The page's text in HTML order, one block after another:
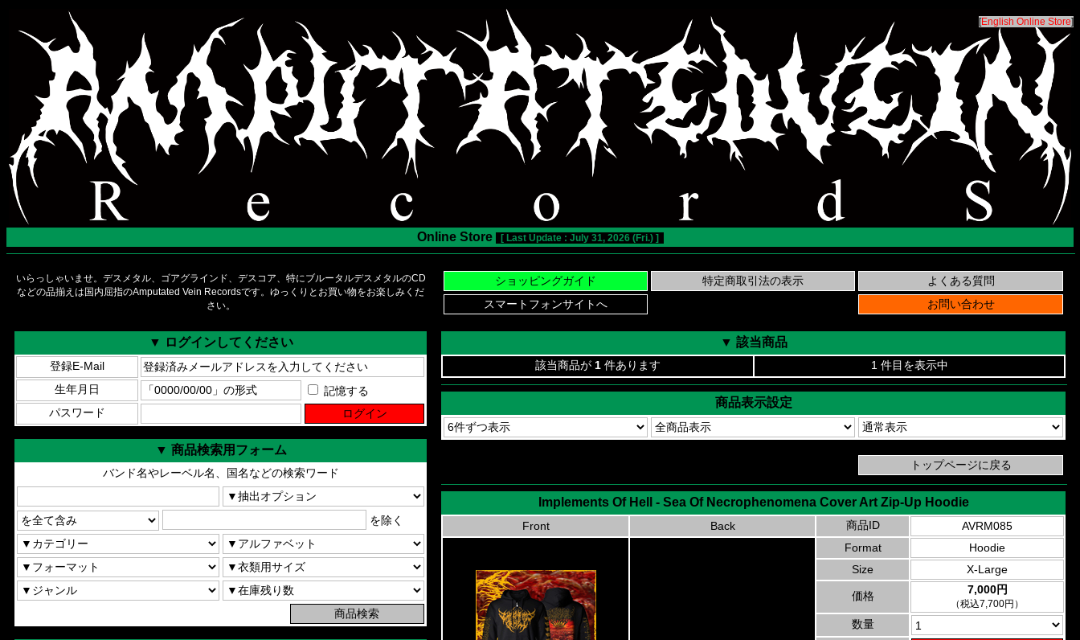
[English Online Store]
Online Store [ Last Update : July 31, 2026 (Fri.) ]
いらっしゃいませ。デスメタル、ゴアグラインド、デスコア、特にブルータルデスメタルのCD
などの品揃えは国内屈指のAmputated Vein Recordsです。ゆっくりとお買い物をお楽しみくだ
さい。
▼ ログインしてください
登録E-Mail
生年月日
記憶する
パスワード
▼ 商品検索用フォーム
バンド名やレーベル名、国名などの検索ワード
を除く
▼ 該当商品
該当商品が 1 件あります 1 件目を表示中
商品表示設定
Implements Of Hell - Sea Of Necrophenomena Cover Art Zip-Up Hoodie
Front Back 商品ID
AVRM085
Format
Hoodie
Size
X-Large
価格 7,000円
（税込7,700円）
数量